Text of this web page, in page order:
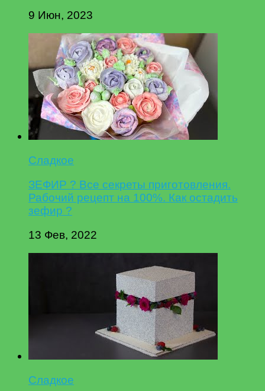
9 Июн, 2023
Сладкое
ЗЕФИР ? Все секреты приготовления.
Рабочий рецепт на 100%. Как остадить
зефир ?
13 Фев, 2022
Сладкое